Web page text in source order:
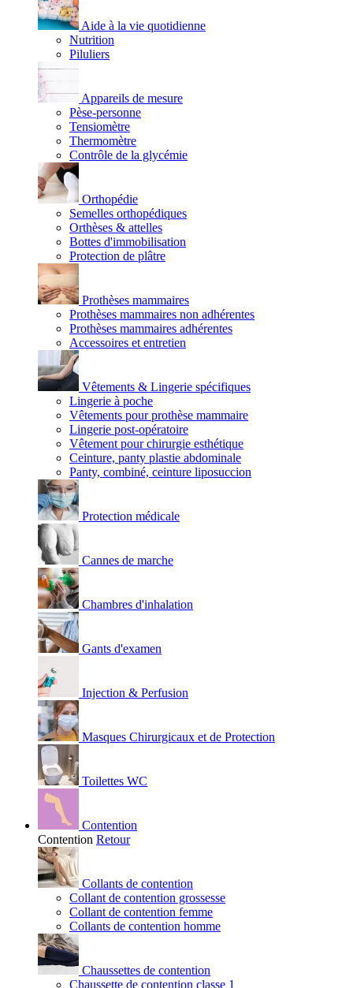
Aide à la vie quotidienne
Nutrition
Piluliers
Appareils de mesure
Pèse-personne
Tensiomètre
Thermomètre
Contrôle de la glycémie
Orthopédie
Semelles orthopédiques
Orthèses & attelles
Bottes d'immobilisation
Protection de plâtre
Prothèses mammaires
Prothèses mammaires non adhérentes
Prothèses mammaires adhérentes
Accessoires et entretien
Vêtements & Lingerie spécifiques
Lingerie à poche
Vêtements pour prothèse mammaire
Lingerie post-opératoire
Vêtement pour chirurgie esthétique
Ceinture, panty plastie abdominale
Panty, combiné, ceinture liposuccion
Protection médicale
Cannes de marche
Chambres d'inhalation
Gants d'examen
Injection & Perfusion
Masques Chirurgicaux et de Protection
Toilettes WC
Contention
Contention Retour
Collants de contention
Collant de contention grossesse
Collant de contention femme
Collants de contention homme
Chaussettes de contention
Chaussette de contention classe 1